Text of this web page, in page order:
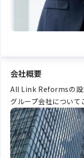
会社概要
All Link Reformsの設
グループ会社について